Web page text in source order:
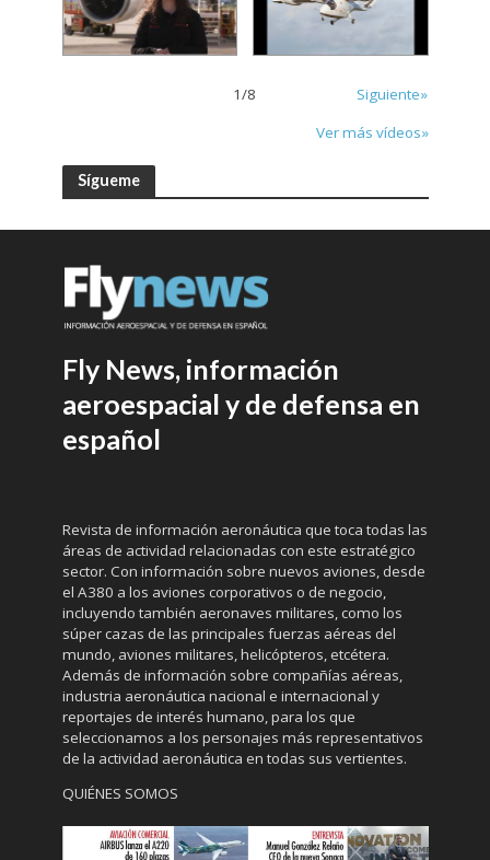
1/8
Siguiente»
Ver más vídeos»
Sígueme
Fly News, información
aeroespacial y de defensa en
español
Revista de información aeronáutica que toca todas las
áreas de actividad relacionadas con este estratégico
sector. Con información sobre nuevos aviones, desde
el A380 a los aviones corporativos o de negocio,
incluyendo también aeronaves militares, como los
súper cazas de las principales fuerzas aéreas del
mundo, aviones militares, helicópteros, etcétera.
Además de información sobre compañías aéreas,
industria aeronáutica nacional e internacional y
reportajes de interés humano, para los que
seleccionamos a los personajes más representativos
de la actividad aeronáutica en todas sus vertientes.
QUIÉNES SOMOS